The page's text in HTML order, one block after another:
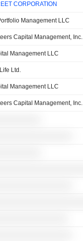
CORPORATION
Management LLC
Capital Management, Inc.
Management LLC
Ltd.
Management LLC
Capital Management, Inc.